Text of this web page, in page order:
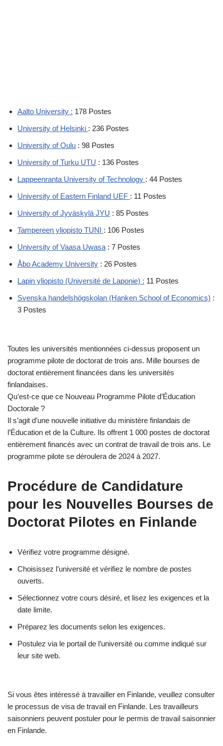
Aalto University : 178 Postes
University of Helsinki : 236 Postes
University of Oulu : 98 Postes
University of Turku UTU : 136 Postes
Lappeenranta University of Technology : 44 Postes
University of Eastern Finland UEF : 11 Postes
University of Jyväskylä JYU : 85 Postes
Tampereen yliopisto TUNI : 106 Postes
University of Vaasa Uwasa : 7 Postes
Åbo Academy University : 26 Postes
Lapin yliopisto (Université de Laponie) : 11 Postes
Svenska handelshögskolan (Hanken School of Economics) :
3 Postes
Toutes les universités mentionnées ci-dessus proposent un
programme pilote de doctorat de trois ans. Mille bourses de
doctorat entièrement financées dans les universités
finlandaises.
Qu’est-ce que ce Nouveau Programme Pilote d’Éducation
Doctorale ?
Il s’agit d’une nouvelle initiative du ministère finlandais de
l’Éducation et de la Culture. Ils offrent 1 000 postes de doctorat
entièrement financés avec un contrat de travail de trois ans. Le
programme pilote se déroulera de 2024 à 2027.
Procédure de Candidature
pour les Nouvelles Bourses de
Doctorat Pilotes en Finlande
Vérifiez votre programme désigné.
Choisissez l’université et vérifiez le nombre de postes
ouverts.
Sélectionnez votre cours désiré, et lisez les exigences et la
date limite.
Préparez les documents selon les exigences.
Postulez via le portail de l’université ou comme indiqué sur
leur site web.
Si vous êtes intéressé à travailler en Finlande, veuillez consulter
le processus de visa de travail en Finlande. Les travailleurs
saisonniers peuvent postuler pour le permis de travail saisonnier
en Finlande.